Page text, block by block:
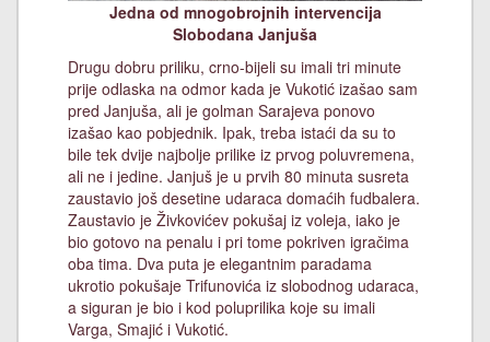
Jedna od mnogobrojnih intervencija
Slobodana Janjuša
Drugu dobru priliku, crno-bijeli su imali tri minute
prije odlaska na odmor kada je Vukotić izašao sam
pred Janjuša, ali je golman Sarajeva ponovo
izašao kao pobjednik. Ipak, treba istaći da su to
bile tek dvije najbolje prilike iz prvog poluvremena,
ali ne i jedine. Janjuš je u prvih 80 minuta susreta
zaustavio još desetine udaraca domaćih fudbalera.
Zaustavio je Živkovićev pokušaj iz voleja, iako je
bio gotovo na penalu i pri tome pokriven igračima
oba tima. Dva puta je elegantnim paradama
ukrotio pokušaje Trifunovića iz slobodnog udaraca,
a siguran je bio i kod poluprilika koje su imali
Varga, Smajić i Vukotić.